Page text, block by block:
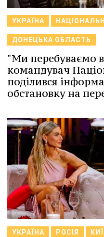
УКРАЇНА
ДОНЕЦЬКА ОБЛАСТЬ
"Ми перебуваємо
командувач
поділився
обстановку на
УКРАЇНА РОСІЯ